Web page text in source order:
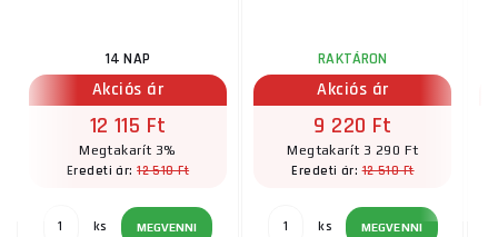
14 NAP
Akciós ár
12 115 Ft
Megtakarít 3%
Eredeti ár:12 510 Ft
ks MEGVENNI
RAKTÁRON
Akciós ár
9 220 Ft
Megtakarít 3 290 Ft
Eredeti ár:12 510 Ft
ks MEGVENNI